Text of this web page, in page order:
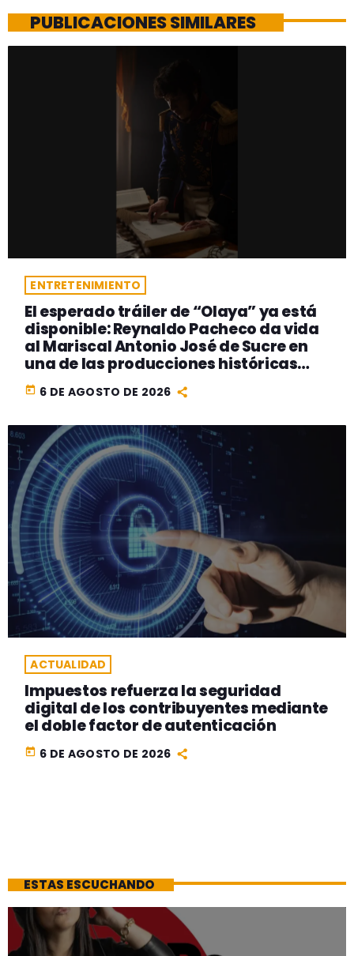
PUBLICACIONES SIMILARES
ENTRETENIMIENTO
El esperado tráiler de “Olaya” ya está
disponible: Reynaldo Pacheco da vida
al Mariscal Antonio José de Sucre en
una de las producciones históricas
más ambiciosas del cine peruano
today 6 DE AGOSTO DE 2026
ACTUALIDAD
Impuestos refuerza la seguridad
digital de los contribuyentes mediante
el doble factor de autenticación
today 6 DE AGOSTO DE 2026
ESTAS ESCUCHANDO